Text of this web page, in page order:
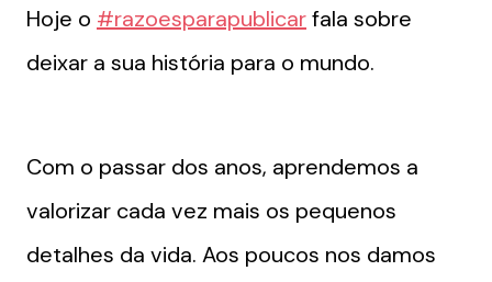
Hoje o #razoesparapublicarfala sobre
deixar a sua história para o mundo.
Com o passar dos anos, aprendemos a
valorizar cada vez mais os pequenos
detalhes da vida. Aos poucos nos damos